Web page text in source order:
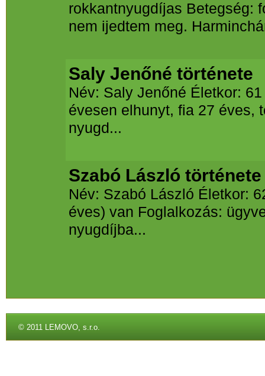
rokkantnyugdíjas Betegség:
nem ijedtem meg.
Saly Jenőné története
Név: Saly Jenőné Életkor:
évesen elhunyt, fia 27 éves,
nyugd...
Szabó László története
Név: Szabó László Életkor:
éves) van Foglalkozás:
nyugdíjba...
© 2011 LEMOVO, s.r.o.